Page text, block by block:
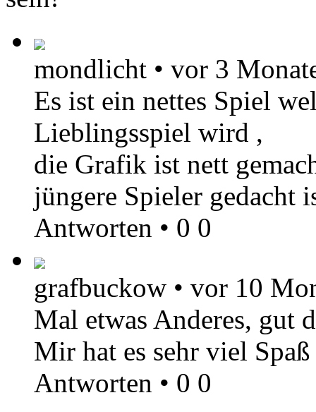
mondlicht • vor 3
Es ist ein nettes Spiel
Lieblingsspiel wird ,
die Grafik ist nett
jüngere Spieler gedacht
Antworten • 0 0
grafbuckow • vor 10
Mal etwas Anderes, gut
Mir hat es sehr viel
Antworten • 0 0